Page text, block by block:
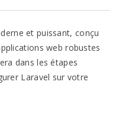
et puissant, conçu
web robustes
dans les étapes
Laravel sur votre